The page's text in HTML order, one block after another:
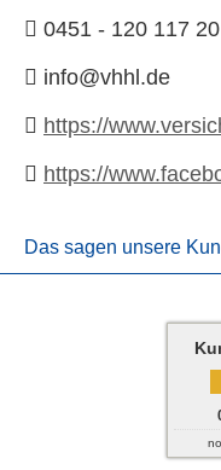
0451 - 120 117 20
info@vhhl.de
https://
https://
Das sagen unsere